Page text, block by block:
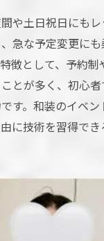
室で予約しやすい
室の無料見学や体
室の個人・自治体
室の基礎から応用
室で着物マナーや
や土日祝日にも
急な予定変更に
徴として、予約
とが多く、初心
す。和装のイベ
に技術を習得で